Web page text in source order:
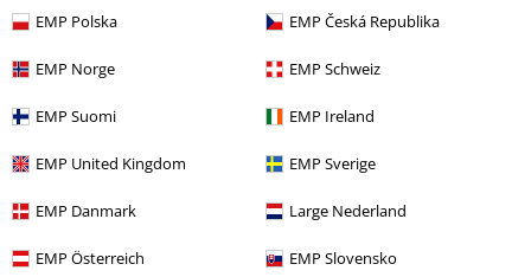
EMP Polska EMP Česká Republika
EMP Norge EMP Schweiz
EMP Suomi EMP Ireland
EMP United Kingdom EMP Sverige
EMP Danmark Large Nederland
EMP Österreich EMP Slovensko
Shore Trui met capuchon